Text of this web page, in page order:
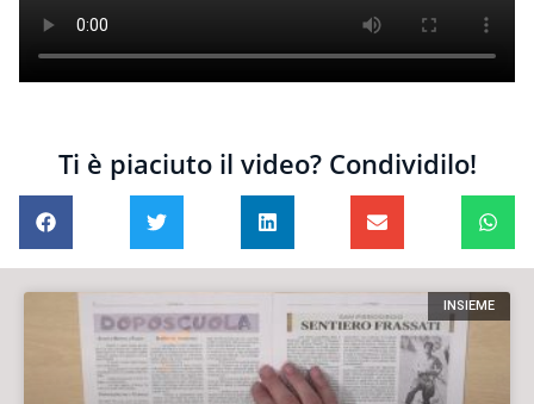
Ti è piaciuto il video? Condividilo!
INSIEME